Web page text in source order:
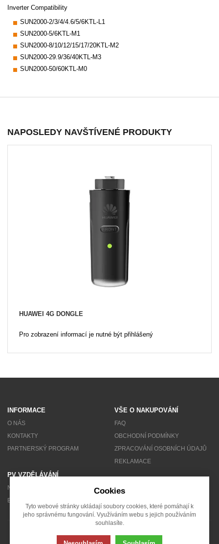
Inverter Compatibility
SUN2000-2/3/4/4.6/5/6KTL-L1
SUN2000-5/6KTL-M1
SUN2000-8/10/12/15/17/20KTL-M2
SUN2000-29.9/36/40KTL-M3
SUN2000-50/60KTL-M0
NAPOSLEDY NAVŠTÍVENÉ PRODUKTY
HUAWEI 4G DONGLE
Pro zobrazení informací je nutné být přihlášený
INFORMACE
O NÁS
KONTAKTY
PARTNERSKÝ PROGRAM
VŠE O NAKUPOVÁNÍ
FAQ
OBCHODNÍ PODMÍNKY
ZPRACOVÁNÍ OSOBNÍCH ÚDAJŮ
REKLAMACE
PV VZDĚLÁVÁNÍ
NEWSLETTER
BLOG
© 2007 - 2026 Solarity s.r.o.
Cookies
Tyto webové stránky ukládají soubory cookies, které pomáhají k
jeho správnému fungování. Využíváním webu s jejich používáním
souhlasíte.